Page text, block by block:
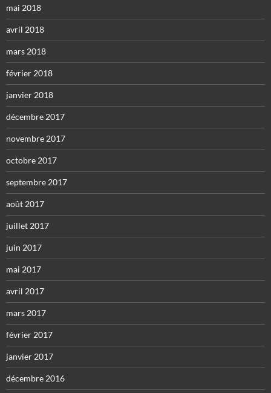
mai 2018
avril 2018
mars 2018
février 2018
janvier 2018
décembre 2017
novembre 2017
octobre 2017
septembre 2017
août 2017
juillet 2017
juin 2017
mai 2017
avril 2017
mars 2017
février 2017
janvier 2017
décembre 2016